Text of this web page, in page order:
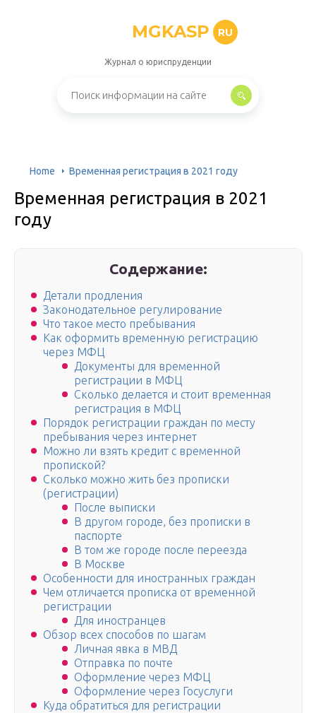
MGKASP RU
Журнал о юриспруденции
Home Временная регистрация в 2021 году
Временная регистрация в 2021
году
Содержание:
Детали продления
Законодательное регулирование
Что такое место пребывания
Как оформить временную регистрацию
через МФЦ
Документы для временной
регистрации в МФЦ
Сколько делается и стоит временная
регистрация в МФЦ
Порядок регистрации граждан по месту
пребывания через интернет
Можно ли взять кредит с временной
пропиской?
Сколько можно жить без прописки
(регистрации)
После выписки
В другом городе, без прописки в
паспорте
В том же городе после переезда
В Москве
Особенности для иностранных граждан
Чем отличается прописка от временной
регистрации
Для иностранцев
Обзор всех способов по шагам
Личная явка в МВД
Отправка по почте
Оформление через МФЦ
Оформление через Госуслуги
Куда обратиться для регистрации